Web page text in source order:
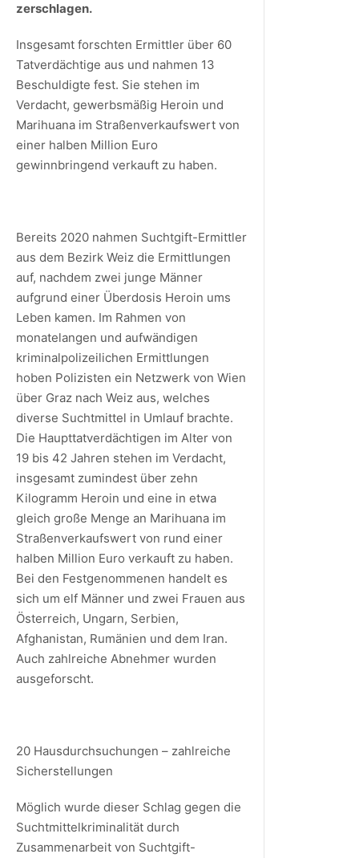
zerschlagen.
Insgesamt forschten Ermittler über 60
Tatverdächtige aus und nahmen 13
Beschuldigte fest. Sie stehen im
Verdacht, gewerbsmäßig Heroin und
Marihuana im Straßenverkaufswert von
einer halben Million Euro
gewinnbringend verkauft zu haben.
Bereits 2020 nahmen Suchtgift-Ermittler
aus dem Bezirk Weiz die Ermittlungen
auf, nachdem zwei junge Männer
aufgrund einer Überdosis Heroin ums
Leben kamen. Im Rahmen von
monatelangen und aufwändigen
kriminalpolizeilichen Ermittlungen
hoben Polizisten ein Netzwerk von Wien
über Graz nach Weiz aus, welches
diverse Suchtmittel in Umlauf brachte.
Die Haupttatverdächtigen im Alter von
19 bis 42 Jahren stehen im Verdacht,
insgesamt zumindest über zehn
Kilogramm Heroin und eine in etwa
gleich große Menge an Marihuana im
Straßenverkaufswert von rund einer
halben Million Euro verkauft zu haben.
Bei den Festgenommenen handelt es
sich um elf Männer und zwei Frauen aus
Österreich, Ungarn, Serbien,
Afghanistan, Rumänien und dem Iran.
Auch zahlreiche Abnehmer wurden
ausgeforscht.
20 Hausdurchsuchungen – zahlreiche
Sicherstellungen
Möglich wurde dieser Schlag gegen die
Suchtmittelkriminalität durch
Zusammenarbeit von Suchtgift-